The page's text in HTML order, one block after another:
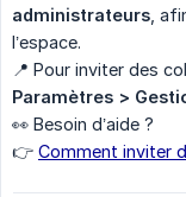
administrateurs ,
l’espace.
📍 Pour inviter des
Paramètres >
👀 Besoin d’aide ?
👉 Comment inviter